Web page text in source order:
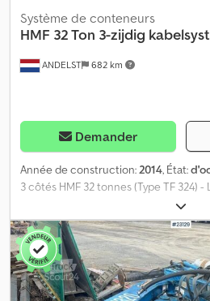
ANDELST 682 km
Système de conteneurs
HMF 32 Ton 3-zijdig
Demander
Année de construction:2014, État:
3 côtés HMF 32 tonnes (Type TF 324)
cm Dedpfxey R T Aas Ahcock =
Fabricant : Clean Mat Trucks B.V.
ANDELST, NL